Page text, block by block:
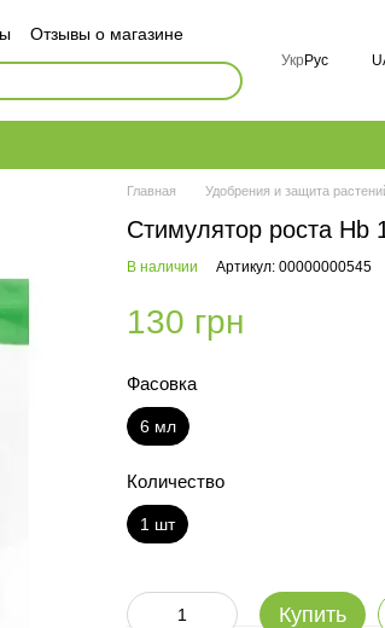
Отзывы о магазине
Укр Рус
Главная Удобрения и защита
Стимулятор роста Hb
В наличии Артикул: 00000000545
130 грн
Фасовка
6 мл
Количество
1 шт
Купить